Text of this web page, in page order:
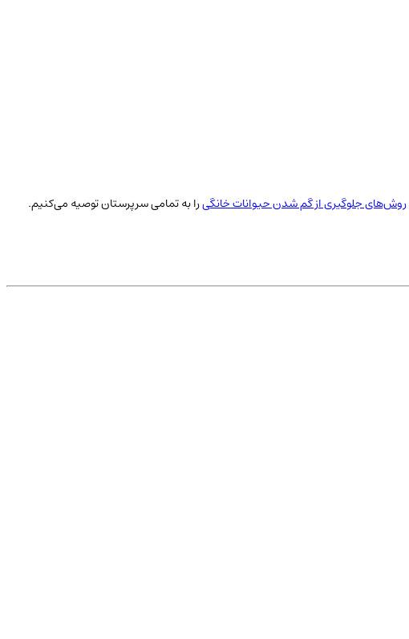
روش‌های جلوگیری از گم شدن حیوانات خانگیرا به تمامی سرپرستان توصیه می‌کنیم.